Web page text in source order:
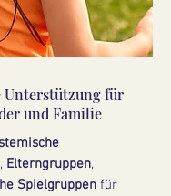
Unterstützung für
und Familie
, Elterngruppen,
Spielgruppen für